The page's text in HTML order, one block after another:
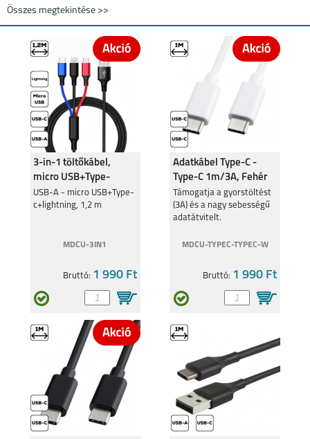
REALME C35
REALMEGT
EXPLORER MASTER
8 5G
GT MASTER
Összes megtekintése >>
3-in-1 töltőkábel,
micro USB+Type-
c+lightning
USB-A - micro USB+Type-
c+lightning, 1,2 m
MDCU-3IN1
Bruttó: 1 990 Ft
Adatkábel Type-C -
Type-C 1m/3A, Fehér
Támogatja a gyorstöltést
(3A) és a nagy sebességű
adatátvitelt.
MDCU-TYPEC-TYPEC-W
Bruttó: 1 990 Ft